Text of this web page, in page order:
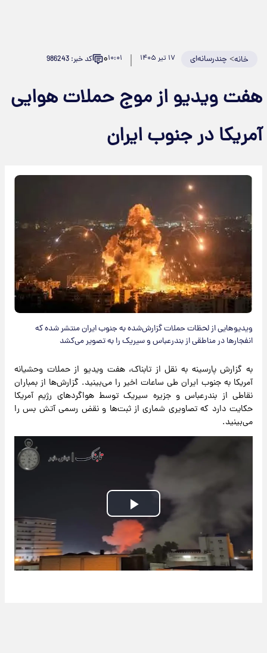
خانه>چندرسانه‌ای ۱۰:۰۱۰ کد خبر: 986243
ویدیو از موج حملات هوایی
در جنوب ایران
ویدیوهایی از لحظات حملات گزارش‌شده به جنوب ایران منتشر شده که
انفجارها در مناطقی از بندرعباس و سیریک را به تصویر می‌کشد
به گزارش پارسینه به نقل از تابناک، هفت ویدیو از حملات وحشیانه
آمریکا به جنوب ایران طی ساعات اخیر را می‌بینید. گزارش‌ها از بمباران
نقاطی از بندرعباس و جزیره سیریک توسط هواگردهای رژیم آمریکا
حکایت دارد که تصاویری شماری از ثبت‌ها و نقض رسمی آتش بس را
می‌بینید.
Play
Video